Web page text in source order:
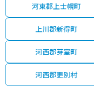
河東郡上士幌町
上川郡新得町
河西郡芽室町
河西郡更別村